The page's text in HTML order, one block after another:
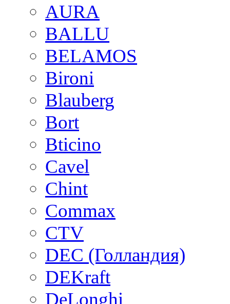
AURA
BALLU
BELAMOS
Bironi
Blauberg
Bort
Bticino
Cavel
Chint
Commax
CTV
DEC (Голландия)
DEKraft
DeLonghi